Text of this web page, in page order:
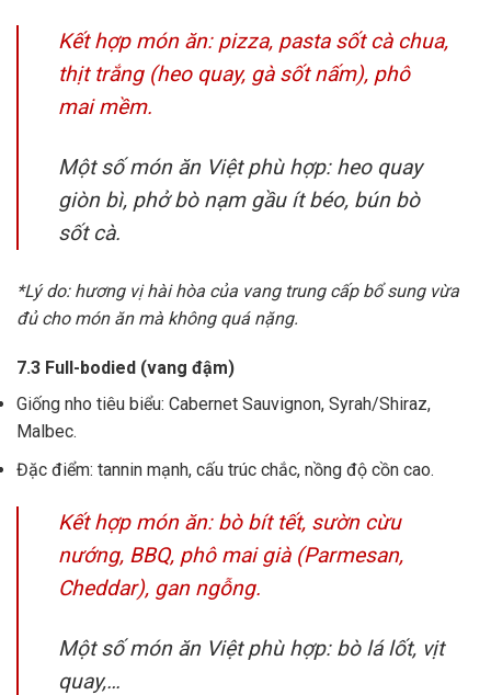
Kết hợp món ăn: pizza, pasta sốt cà chua,
thịt trắng (heo quay, gà sốt nấm), phô
mai mềm.
Một số món ăn Việt phù hợp: heo quay
giòn bì, phở bò nạm gầu ít béo, bún bò
sốt cà.
*Lý do: hương vị hài hòa của vang trung cấp bổ sung vừa
đủ cho món ăn mà không quá nặng.
7.3 Full-bodied (vang đậm)
Giống nho tiêu biểu: Cabernet Sauvignon, Syrah/Shiraz,
Malbec.
Đặc điểm: tannin mạnh, cấu trúc chắc, nồng độ cồn cao.
Kết hợp món ăn: bò bít tết, sườn cừu
nướng, BBQ, phô mai già (Parmesan,
Cheddar), gan ngỗng.
Một số món ăn Việt phù hợp: bò lá lốt, vịt
quay,…